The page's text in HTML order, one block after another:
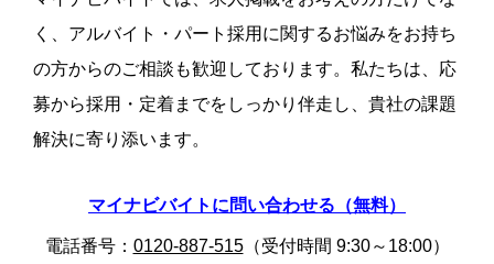
く、アルバイト・パート採用に関するお悩みをお持ち
の方からのご相談も歓迎しております。私たちは、応
募から採用・定着までをしっかり伴走し、貴社の課題
解決に寄り添います。
マイナビバイトに問い合わせる（無料）
電話番号： 0120-887-515（受付時間 9:30～18:00）